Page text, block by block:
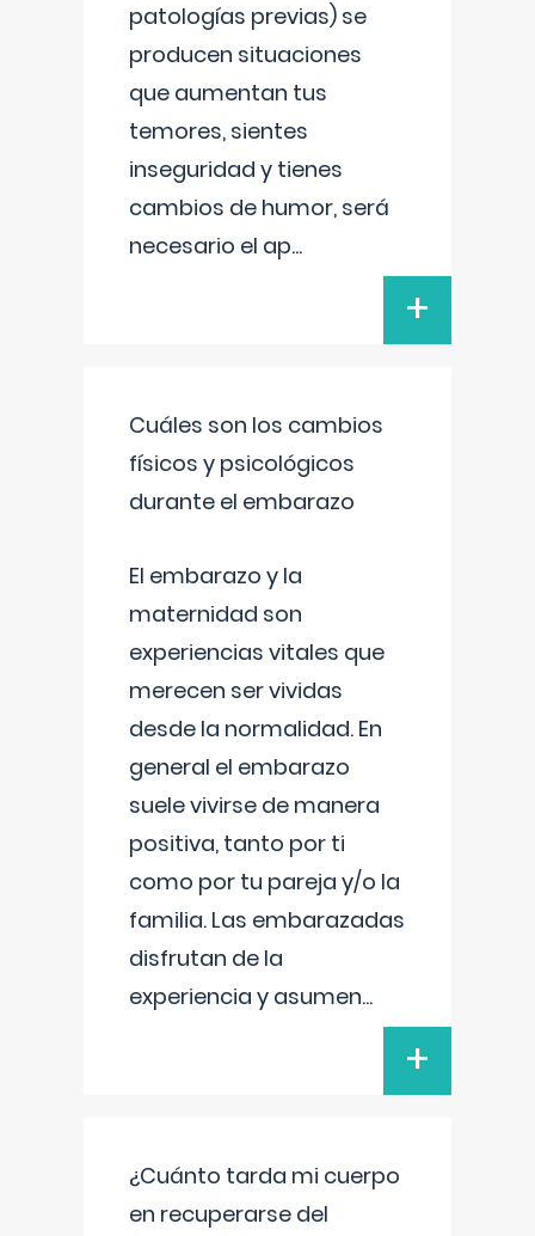
patologías previas) se
producen situaciones
que aumentan tus
temores, sientes
inseguridad y tienes
cambios de humor, será
necesario el ap...
+
Cuáles son los cambios
físicos y psicológicos
durante el embarazo
El embarazo y la
maternidad son
experiencias vitales que
merecen ser vividas
desde la normalidad. En
general el embarazo
suele vivirse de manera
positiva, tanto por ti
como por tu pareja y/o la
familia. Las embarazadas
disfrutan de la
experiencia y asumen...
+
¿Cuánto tarda mi cuerpo
en recuperarse del